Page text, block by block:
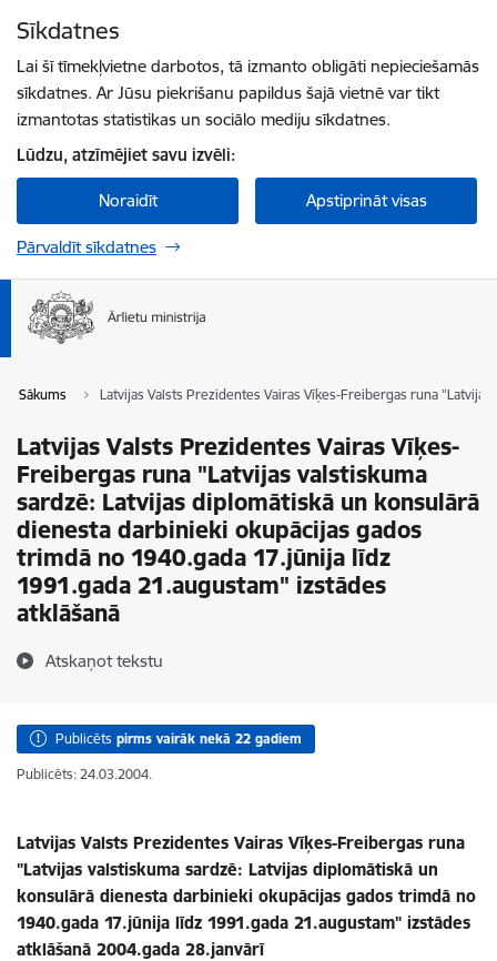
Sīkdatnes
Lai šī tīmekļvietne darbotos, tā izmanto obligāti nepieciešamās
sīkdatnes. Ar Jūsu piekrišanu papildus šajā vietnē var tikt
izmantotas statistikas un sociālo mediju sīkdatnes.
Lūdzu, atzīmējiet savu izvēli:
Noraidīt Apstiprināt visas
Pārvaldīt sīkdatnes
Sākums Latvijas Valsts Prezidentes Vairas Vīķes-Freibergas runa
Latvijas Valsts Prezidentes Vairas Vīķes-
Freibergas runa "Latvijas valstiskuma
sardzē: Latvijas diplomātiskā un konsulārā
dienesta darbinieki okupācijas gados
trimdā no 1940.gada 17.jūnija līdz
1991.gada 21.augustam" izstādes
atklāšanā
Atskaņot tekstu
Publicēts pirms vairāk nekā 22 gadiem
Publicēts: 24.03.2004.
Latvijas Valsts Prezidentes Vairas Vīķes-Freibergas runa
"Latvijas valstiskuma sardzē: Latvijas diplomātiskā un
konsulārā dienesta darbinieki okupācijas gados trimdā no
1940.gada 17.jūnija līdz 1991.gada 21.augustam" izstādes
atklāšanā 2004.gada 28.janvārī